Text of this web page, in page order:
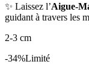
✨ Laissez l’Aigue-
guidant à travers les
2-3 cm
-34%Limité